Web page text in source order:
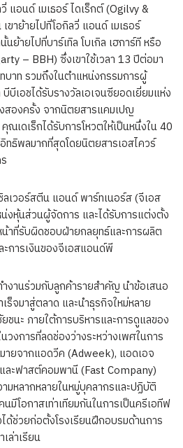
แอนด์ เมเธอร์ ไดเร็กต์ (Ogilvy &
าย้ายไปที่โอกิลวี่ แอนด์ เมเธอร์
ย้ายไปที่บาร์เทิล โบเกิล เฮการ์ที หรือ
– BBH) ซึ่งเขาใช้เวลา 13 ปีต่อมา
บาท รวมถึงในตำแหน่งกรรมการผู้
บีเอชได้รับรางวัลเอเจนซียอดเยี่ยมแห่ง
องครั้ง จากนิตยสารแคมเปญ
เดเร็กได้รับการโหวตให้เป็นหนึ่งใน 40
ธิพลมากที่สุดโดยนิตยสารเอสไควร์
เวอร์สตีน แอนด์ พาร์ทเนอร์ส (จีเอส
หุ้นส่วนผู้จัดการ และได้รับการแต่งตั้ง
น้าที่รับผิดชอบฝ่ายกลยุทธ์และการผลิต
การเงินของจีเอสแอนด์พี
ำงานร่วมกับลูกค้ารายสำคัญ นำข้อเสนอ
ร็จมาสู่ตลาด และนำธุรกิจใหม่หลาย
ชนะ ภายใต้การบริหารและการดูแลของ
วงการที่ลดช่องว่างระหว่างเพศในการ
ายจากแอดวีค (Adweek), แอดเอจ
ละฟาสต์คอมพานี (Fast Company)
มหลากหลายในหมู่บุคลากรและปฏิบัติ
มีโอกาสเท่าเทียมกันในการเป็นครีเอทีฟ
ช่วยก่อตั้งโรงเรียนฝึกอบรมด้านการ
ล่าเรียน